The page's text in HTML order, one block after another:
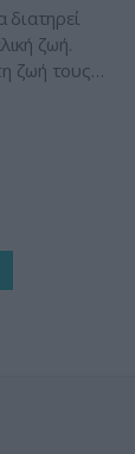
ζωή.
ζωή τους